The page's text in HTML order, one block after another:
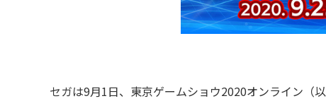
セガは9月1日、東京ゲームショウ2020オンライン（